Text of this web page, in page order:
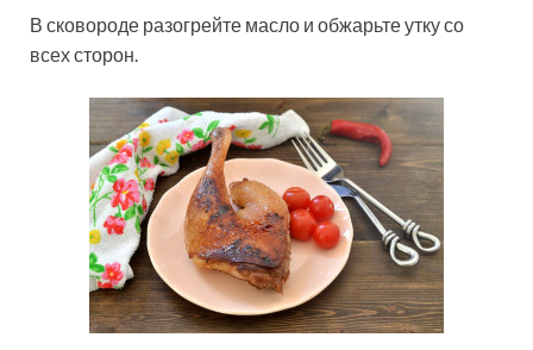
В сковороде разогрейте масло и обжарьте утку со
всех сторон.